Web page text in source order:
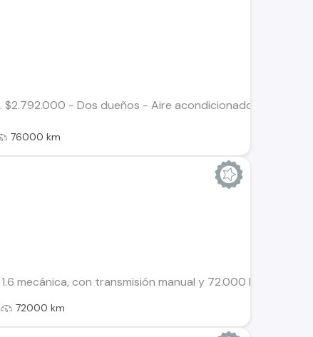
$2.792.000 - Dos dueños - Aire acondicionado -
76000 km
mecánica, con transmisión manual y 72.000 km
72000 km